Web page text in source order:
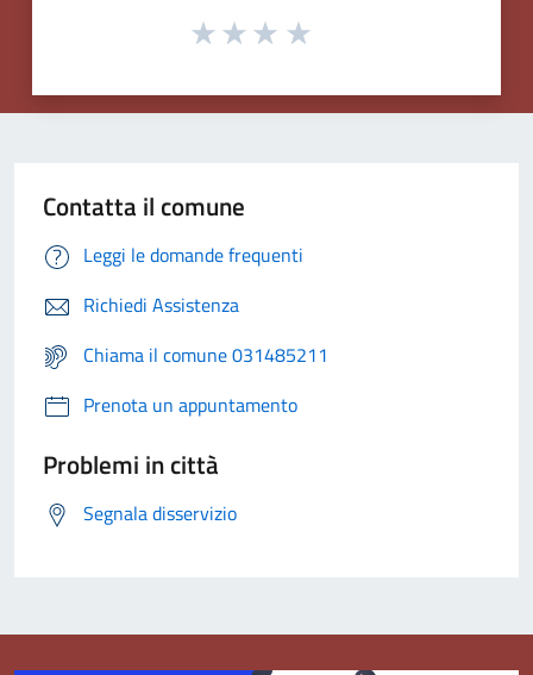
Contatta il comune
Leggi le domande frequenti
Richiedi Assistenza
Chiama il comune 031485211
Prenota un appuntamento
Problemi in città
Segnala disservizio